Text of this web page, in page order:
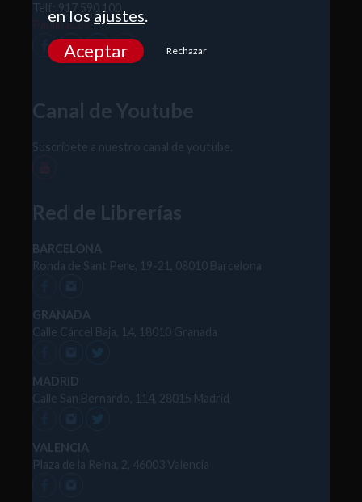
Telf: 917 590 100
Paulinas.es
Canal de Youtube
Suscríbete a nuestro canal de youtube.
Red de Librerías
BARCELONA
Ronda de Sant Pere, 19-21, 08010 Barcelona
GRANADA
Calle Cárcel Baja, 14, 18010 Granada
MADRID
Calle San Bernardo, 114, 28015 Madrid
VALENCIA
Plaza de la Reina, 2, 46003 Valencia
en losajustes
Aceptar Rechazar